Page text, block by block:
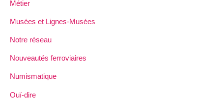
Métier
Musées et Lignes-Musées
Notre réseau
Nouveautés ferroviaires
Numismatique
Ouï-dire